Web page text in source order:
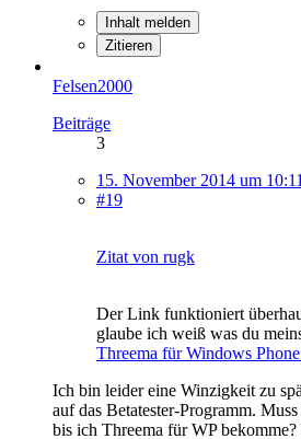
Inhalt melden
Zitieren
Felsen2000
Beiträge
3
15. November 2014 um 10:11
#19
Zitat von rugk
Der Link funktioniert
glaube ich weiß was du
Threema für Windows
Ich bin leider eine Winzigkeit zu
auf das Betatester-Programm.
bis ich Threema für WP bekomme?